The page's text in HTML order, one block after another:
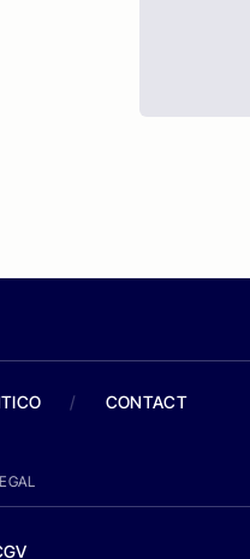
/ CONTACT